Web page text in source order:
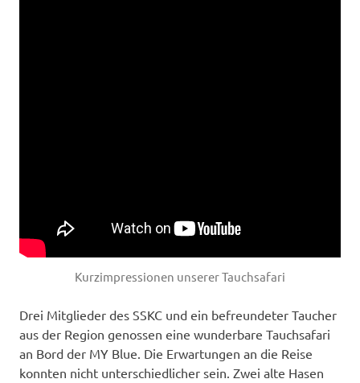
Kurzimpressionen unserer Tauchsafari
Drei Mitglieder des SSKC und ein befreundeter Taucher
aus der Region genossen eine wunderbare Tauchsafari
an Bord der MY Blue. Die Erwartungen an die Reise
konnten nicht unterschiedlicher sein. Zwei alte Hasen